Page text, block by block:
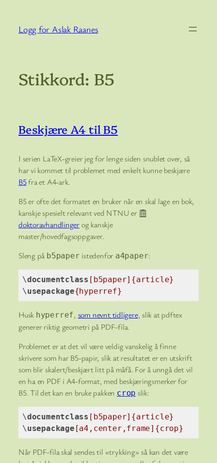
innhold
Logg for Aslak Raanes
Stikkord: B5
Beskjære A4 til B5
I serien LaTeX-greier jeg for lenge siden snublet over, så
har vi kommet til problemet med enkelt kunne beskjære
B5fra et A4-ark.
B5 er ofte det formatet en bruker når en skal lage en bok,
kanskje spesielt relevant ved NTNU er
doktoravhandlingerog kanskje
master/hovedfagsoppgaver.
Sleng på b5paper istedenfor a4paper:
\documentclass [b5paper] {article}
\usepackage{hyperref}
Husk hyperref, som nevnt tidligere, slik at pdftex
generer riktig geometri på PDF-fila.
Problemet er at det vil være veldig vanskelig å finne
skrivere som har B5-papir, slik at resultatet er en utskrift
som blir skalert/beskjært litt på måfå. For å unngå det vil
en ha en PDF i A4-format, med beskjæringsmerker for
B5. Til det kan en bruke pakken crop slik:
\documentclass [b5paper] {article}
\usepackage [a4,center,frame] {crop}
Når PDF-fila skal sendes til «trykking» så kan det være